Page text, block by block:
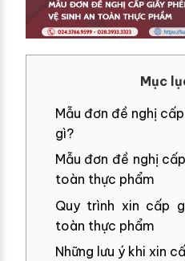
Mục
Mẫu đơn đề nghị
gì?
Mẫu đơn đề nghị
toàn thực phẩm
Quy trình xin cấp
toàn thực phẩm
Những lưu ý khi xin